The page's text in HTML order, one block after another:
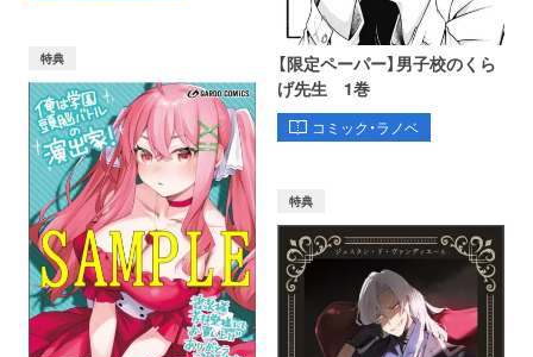
【限定ペーパー】男子校のくら
げ先生 1巻
コミック・ラノベ
特典
特典